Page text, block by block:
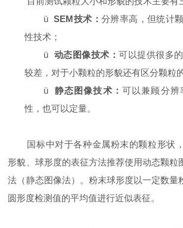
ü SEM技术： 分辨率高，但统计
性技术；
ü 动态图像技术：可以提供很多
较差，对于小颗粒的形貌还有区分颗粒
ü
静态图像技术： 可以兼顾分辨
性，也可以定量。
国标中对于各种金属粉末的颗粒形状
形貌、球形度的表征方法推荐使用动态颗粒
法（静态图像法）。粉末球形度以一定数量
圆形度检测值的平均值进行近似表征。